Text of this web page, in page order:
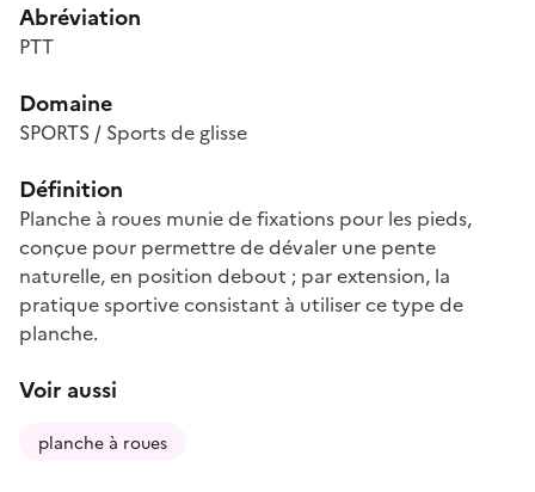
Abréviation
PTT
Domaine
SPORTS / Sports de glisse
Définition
Planche à roues munie de fixations pour les pieds,
conçue pour permettre de dévaler une pente
naturelle, en position debout ; par extension, la
pratique sportive consistant à utiliser ce type de
planche.
Voir aussi
planche à roues